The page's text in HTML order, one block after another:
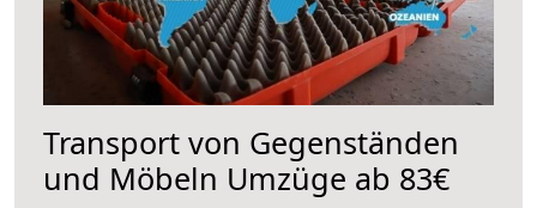
Transport von Gegenständen
und Möbeln Umzüge ab 83€